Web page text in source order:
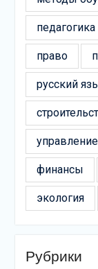
педагогика
право
русский
финансы
экология
Рубрики